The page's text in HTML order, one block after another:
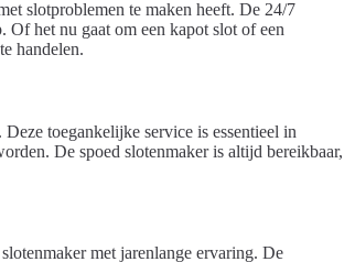
slotproblemen te maken heeft. De 24/7
het nu gaat om een kapot slot of een
handelen.
toegankelijke service is essentieel in
De spoed slotenmaker is altijd bereikbaar,
met jarenlange ervaring. De